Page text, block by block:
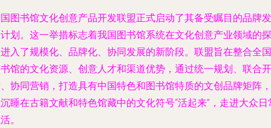
图书馆文化创意产品开发联盟正式启动了其备受瞩目的品牌发
划。这一举措标志着我国图书馆系统在文化创意产业领域的探
入了规模化、品牌化、协同发展的新阶段。联盟旨在整合全国
馆的文化资源、创意人才和渠道优势，通过统一规划、联合开
协同营销，打造具有中国特色和图书馆特质的文创品牌矩阵，
睡在古籍文献和特色馆藏中的文化符号“活起来”，走进大众日
。